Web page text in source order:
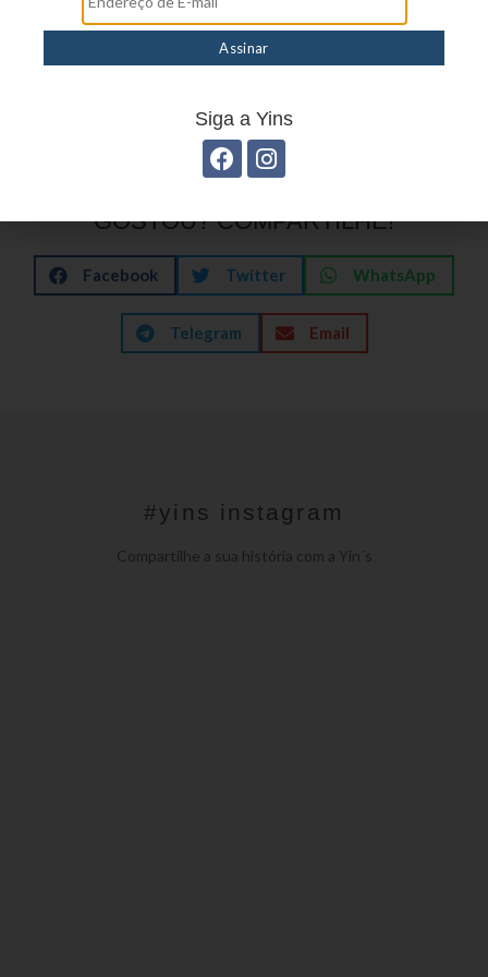
betritt, erlebt nicht nur eine Sammlung von
Angeboten, sondern eine kleine, temporäre
Bühne — sorgfältig gestaltet, damit jeder
GOSTOU? COMPARTILHE!
Facebook Twitter WhatsApp
Telegram Email
#yins instagram
Compartilhe a sua história com a Yin´s
Siga a Yins